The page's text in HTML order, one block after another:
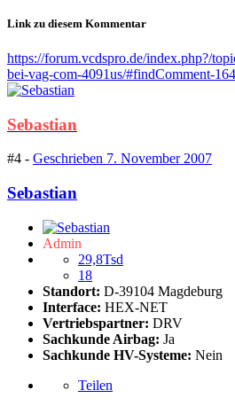
Link zu diesem Kommentar
https://forum.vcdspro.de/index.php?/
bei-vag-com-4091us/#findComment-
Sebastian
#4 - Geschrieben 7. November 2007
Sebastian
Admin
29,8Tsd
18
Standort: D-39104 Magdeburg
Interface: HEX-NET
Vertriebspartner: DRV
Sachkunde Airbag: Ja
Sachkunde HV-Systeme: Nein
Teilen